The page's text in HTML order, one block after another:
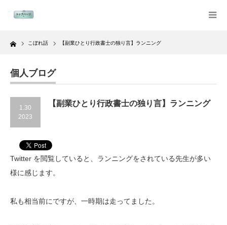
Home こぼれ話 【副業ひとり行政書士の独り言】ランニング
個人ブログ
1.30
2023
【副業ひとり行政書士の独り言】ランニング
Twitter を閲覧していると、ランニングをされている先生が多い
様に感じます。
私も相当前にですが、一時期は走ってました。